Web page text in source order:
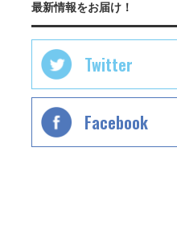
最新情報をお届け！
Twitter
Facebook